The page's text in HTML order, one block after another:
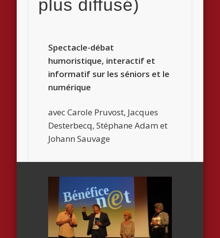
plus diffusé)
Spectacle-débat
humoristique, interactif et
informatif sur les séniors et le
numérique
avec Carole Pruvost, Jacques
Desterbecq, Stéphane Adam et
Johann Sauvage